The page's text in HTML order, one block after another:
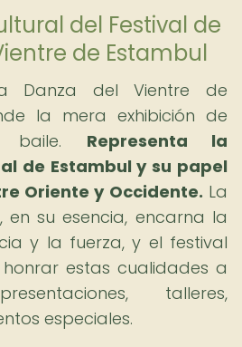
del Festival de
de Estambul
Danza del Vientre de
la mera exhibición de
baile. Representa la
de Estambul y su papel
Oriente y Occidente. La
en su esencia, encarna la
y la fuerza, y el festival
estas cualidades a
talleres,
especiales.